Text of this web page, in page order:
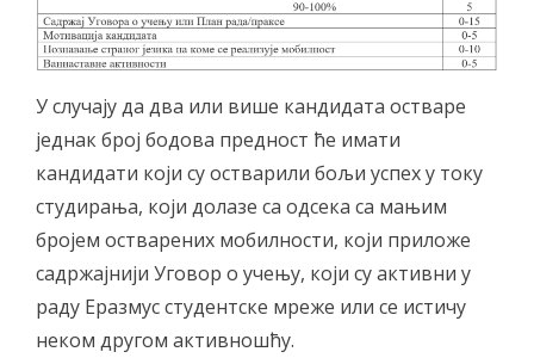
У случају да два или више кандидата остваре
једнак број бодова предност ће имати
кандидати који су остварили бољи успех у току
студирања, који долазе са одсека са мањим
бројем остварених мобилности, који приложе
садржајнији Уговор о учењу, који су активни у
раду Еразмус студентске мреже или се истичу
неком другом активношћу.